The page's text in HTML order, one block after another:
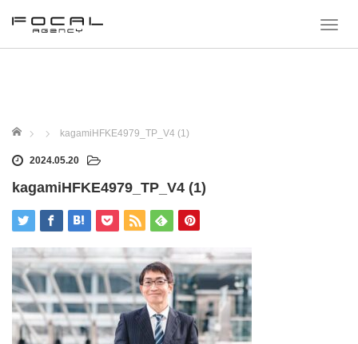
T
ホーム kagamiHFKE4979_TP_V4 (1)
2024.05.20
kagamiHFKE4979_TP_V4 (1)